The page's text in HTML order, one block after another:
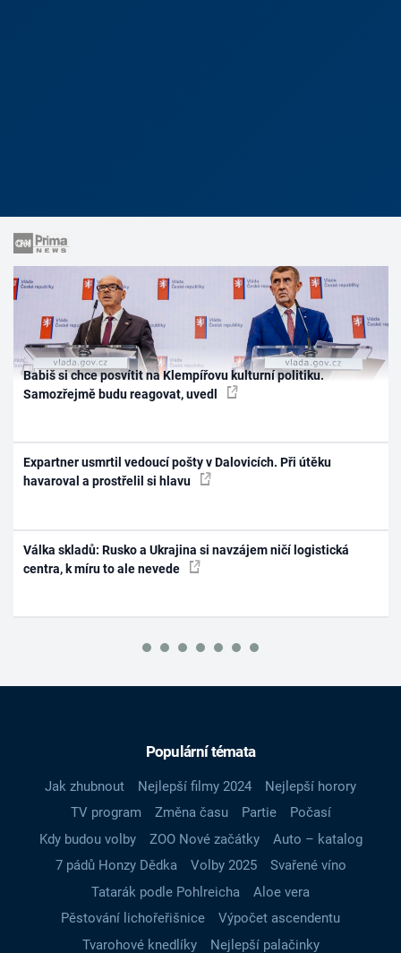
Babiš si chce posvítit na Klempířovu kulturní politiku.
Samozřejmě budu reagovat, uvedl
Expartner usmrtil vedoucí pošty v Dalovicích. Při útěku
havaroval a prostřelil si hlavu
Válka skladů: Rusko a Ukrajina si navzájem ničí logistická
centra, k míru to ale nevede
Populární témata
Jak zhubnout Nejlepší filmy 2024
Nejlepší horory
TV program
Změna času Partie
Počasí
Kdy budou volby
ZOO Nové začátky
Auto – katalog
7 pádů Honzy Dědka
Volby 2025
Svařené víno
Tatarák podle Pohlreicha
Aloe vera
Pěstování lichořeřišnice
Výpočet ascendentu
Tvarohové knedlíky
Nejlepší palačinky